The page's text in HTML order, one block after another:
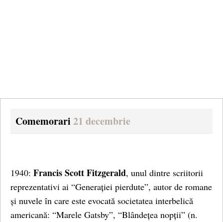
Comemorari 21 decembrie
1940: Francis Scott Fitzgerald, unul dintre scriitorii
reprezentativi ai “Generației pierdute”, autor de romane
și nuvele în care este evocată societatea interbelică
americană: “Marele Gatsby”, “Blândețea nopții” (n.